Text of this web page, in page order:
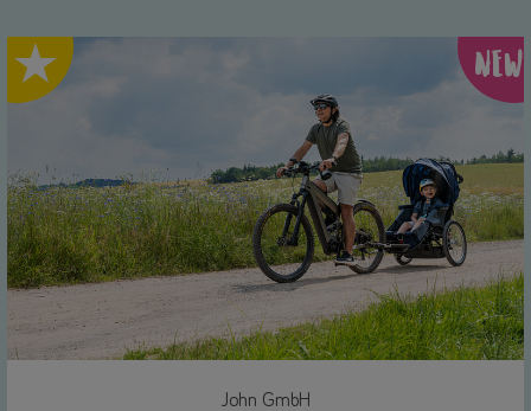
NEW
John GmbH